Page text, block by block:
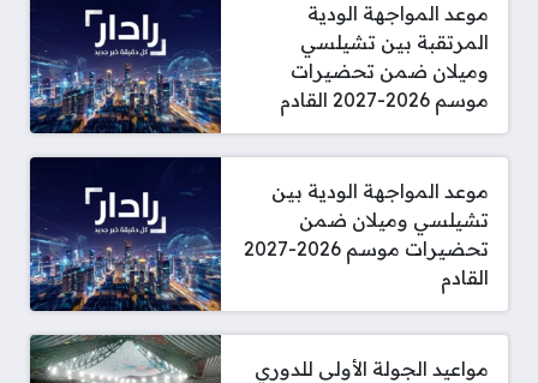
موعد المواجهة الودية
المرتقبة بين تشيلسي
وميلان ضمن تحضيرات
موسم 2026-2027 القادم
موعد المواجهة الودية بين
تشيلسي وميلان ضمن
تحضيرات موسم 2026-2027
القادم
مواعيد الجولة الأولى للدوري